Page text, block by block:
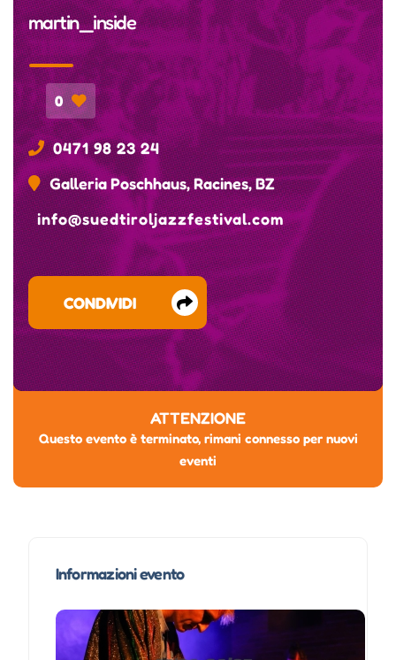
martin_inside
0
0471 98 23 24
Galleria Poschhaus, Racines, BZ
info@suedtiroljazzfestival.com
CONDIVIDI
ATTENZIONE
Questo evento è terminato, rimani connesso per nuovi
eventi
Informazioni evento